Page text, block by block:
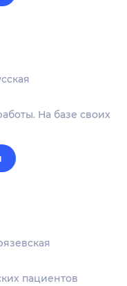
На базе своих
пациентов